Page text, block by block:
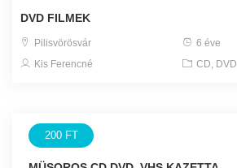
DVD FILMEK
Pilisvörösvár
6 éve
Kis Ferencné
CD, DVD
200 FT